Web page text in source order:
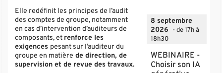
Elle redéfinit les principes de l’audit
des comptes de groupe, notamment
en cas d’intervention d’auditeurs de
composants, et renforce les
exigences pesant sur l’auditeur du
groupe en matière de direction, de
supervision et de revue des travaux.
8 septembre
2026
- de 17h à
18h30
WEBINAIRE -
Choisir son IA